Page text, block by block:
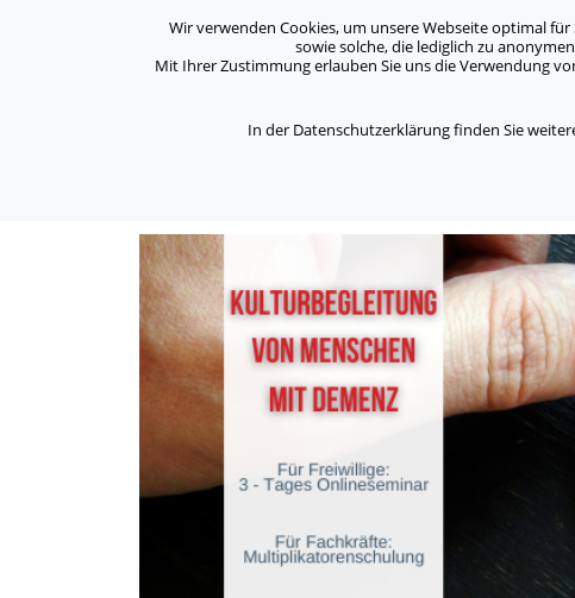
Standorte Jobs / Karriere
ASB Bonn/Rhein-Sieg/Eifel e.V.
Wir verwenden Cookies, um unsere Webseite optimal
sowie solche, die lediglich zu
Mit Ihrer Zustimmung erlauben Sie uns die Verwendung
In der Datenschutzerklärung finden Sie